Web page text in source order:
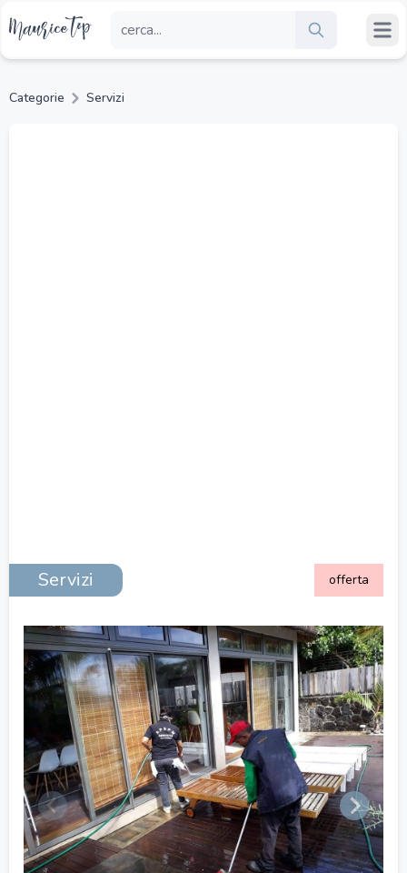
Categorie Servizi
Servizi offerta